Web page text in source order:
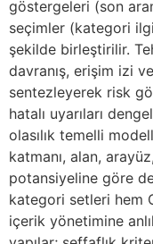
göstergeleri (son
seçimler (kategori
şekilde birleştirilir.
davranış, erişim izi
sentezleyerek risk
hatalı uyarıları
olasılık temelli
katmanı, alan,
potansiyeline göre
kategori setleri hem
içerik yönetimine